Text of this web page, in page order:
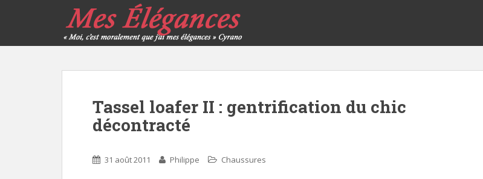
Tassel loafer II : gentrification du chic
décontracté
31 août 2011 Philippe Chaussures